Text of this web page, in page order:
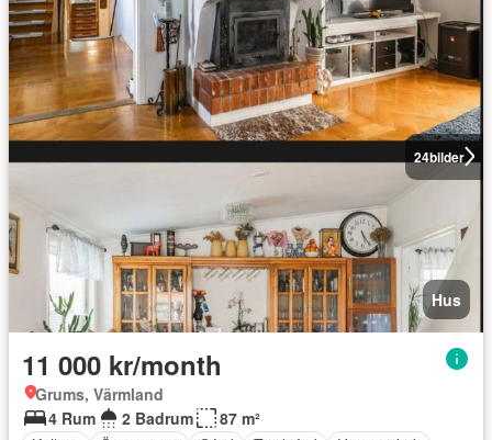
24bilder
Hus
11 000 kr/month
Grums, Värmland
4 Rum
2 Badrum
87 m²